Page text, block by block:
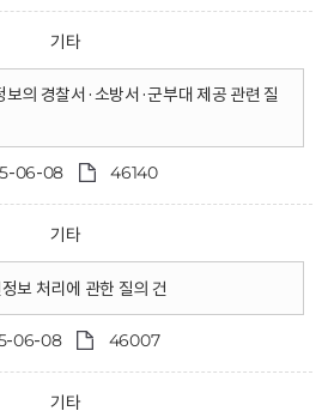
기타
의 경찰서·소방서·군부대 제공 관련 질
06-08 46140
기타
보 처리에 관한 질의 건
06-08 46007
기타